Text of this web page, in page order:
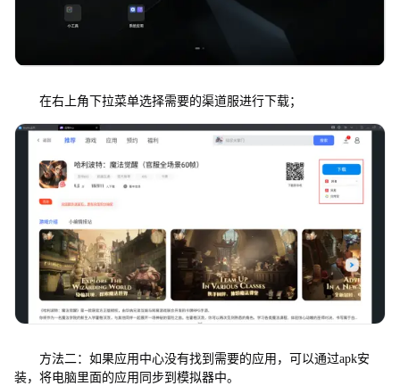
在右上角下拉菜单选择需要的渠道服进行下载；
方法二：如果应用中心没有找到需要的应用，可以通过apk安
装，将电脑里面的应用同步到模拟器中。